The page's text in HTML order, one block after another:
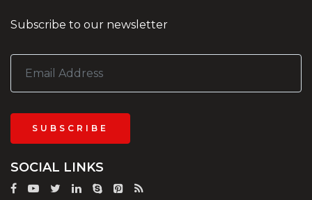
Subscribe to our newsletter
SUBSCRIBE
SOCIAL LINKS